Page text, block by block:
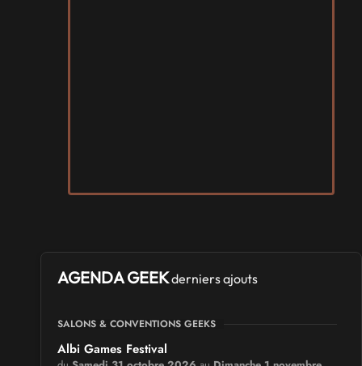
AGENDA GEEKderniers ajouts
SALONS & CONVENTIONS GEEKS
Albi Games Festival